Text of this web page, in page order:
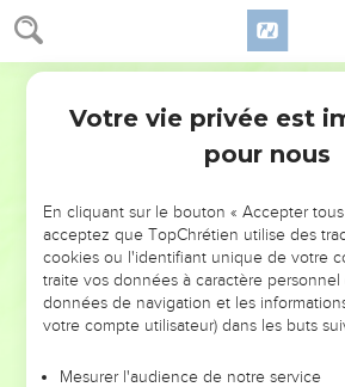
NE MANQUEZ PAS
DE
ET SI LEURS ERREURS POUVAIENT
VOTRES ?
leur foi ou leur vision. Mais on voit moins
Votre vie privée est
pour nous
En cliquant sur le bouton « Accepter
acceptez que TopChrétien utilise des
cookies ou l'identifiant unique de votre
traite vos données à caractère personnel
données de navigation et les
votre compte utilisateur) dans les buts
Mesurer l'audience de notre service